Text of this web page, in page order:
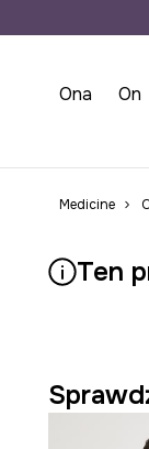
Ona On
Medicine
Ten